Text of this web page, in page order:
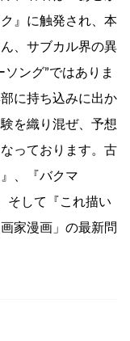
』に触発され、本
、サブカル界の異
ング”ではありま
に持ち込みに出か
を織り混ぜ、予想
っております。古
、『バクマ
そして『これ描い
家漫画」の最新問